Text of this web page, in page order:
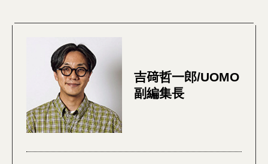
吉𥔎哲一郎/UOMO
副編集長